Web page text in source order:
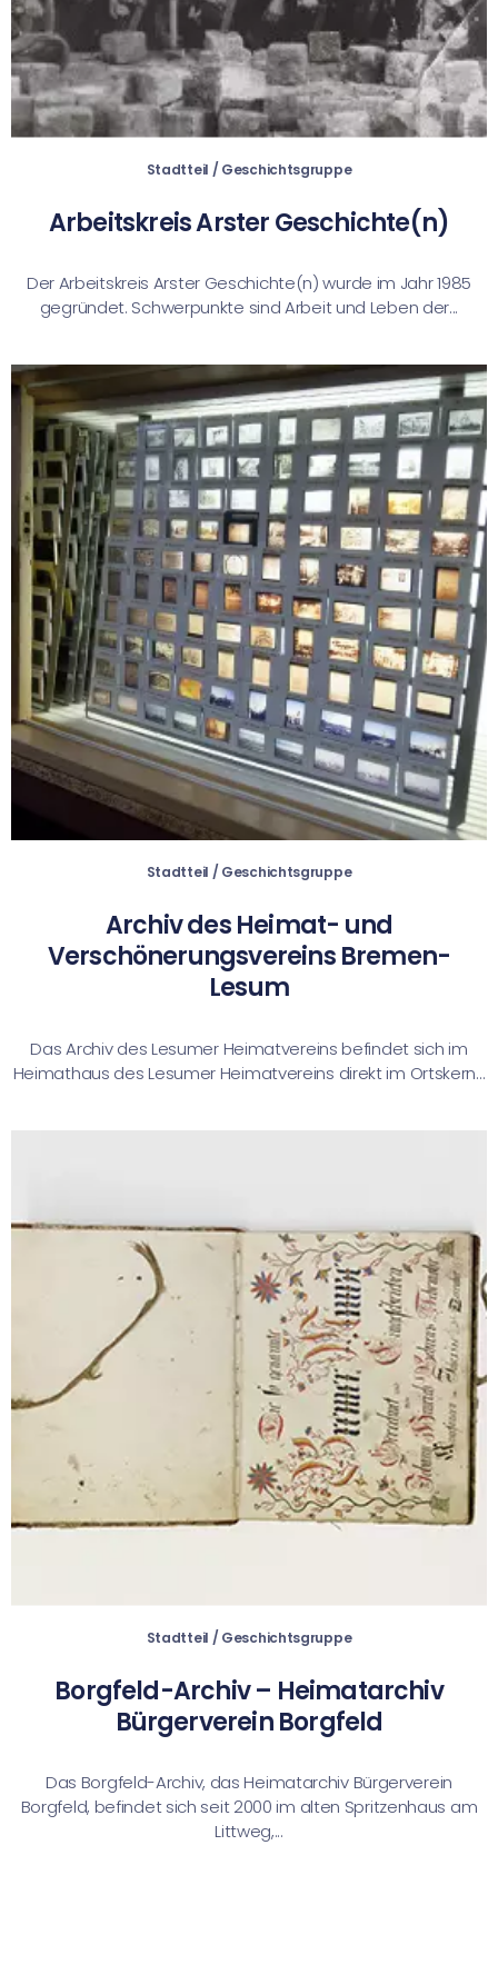
Stadtteil / Geschichtsgruppe
Arbeitskreis Arster Geschichte(n)
Der Arbeitskreis Arster Geschichte(n) wurde im Jahr 1985
gegründet. Schwerpunkte sind Arbeit und Leben der...
Stadtteil / Geschichtsgruppe
Archiv des Heimat- und
Verschönerungsvereins Bremen-
Lesum
Das Archiv des Lesumer Heimatvereins befindet sich im
Heimathaus des Lesumer Heimatvereins direkt im Ortskern...
Stadtteil / Geschichtsgruppe
Borgfeld-Archiv – Heimatarchiv
Bürgerverein Borgfeld
Das Borgfeld-Archiv, das Heimatarchiv Bürgerverein
Borgfeld, befindet sich seit 2000 im alten Spritzenhaus am
Littweg,...